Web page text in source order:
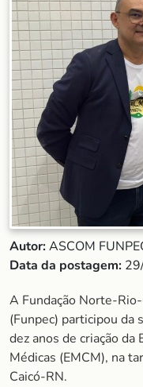
Autor:ASCOM
Data da postagem:
A Fundação Norte-
(Funpec) participou da
dez anos de criação da
Médicas (EMCM), na
Caicó-RN.